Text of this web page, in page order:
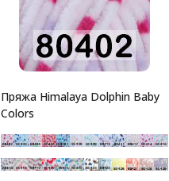
Пряжа Himalaya Dolphin Baby
Colors